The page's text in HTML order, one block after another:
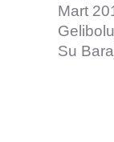
Mart
Su